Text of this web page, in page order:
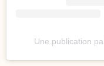
Une publication